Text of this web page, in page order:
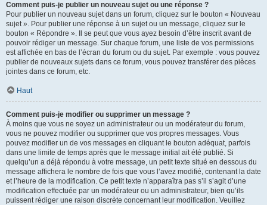
Comment puis-je publier un nouveau sujet ou une réponse ?
Pour publier un nouveau sujet dans un forum, cliquez sur le bouton « Nouveau
sujet ». Pour publier une réponse à un sujet ou un message, cliquez sur le
bouton « Répondre ». Il se peut que vous ayez besoin d’être inscrit avant de
pouvoir rédiger un message. Sur chaque forum, une liste de vos permissions
est affichée en bas de l’écran du forum ou du sujet. Par exemple : vous pouvez
publier de nouveaux sujets dans ce forum, vous pouvez transférer des pièces
jointes dans ce forum, etc.
Haut
Comment puis-je modifier ou supprimer un message ?
À moins que vous ne soyez un administrateur ou un modérateur du forum,
vous ne pouvez modifier ou supprimer que vos propres messages. Vous
pouvez modifier un de vos messages en cliquant le bouton adéquat, parfois
dans une limite de temps après que le message initial ait été publié. Si
quelqu’un a déjà répondu à votre message, un petit texte situé en dessous du
message affichera le nombre de fois que vous l’avez modifié, contenant la date
et l’heure de la modification. Ce petit texte n’apparaîtra pas s’il s’agit d’une
modification effectuée par un modérateur ou un administrateur, bien qu’ils
puissent rédiger une raison discrète concernant leur modification. Veuillez